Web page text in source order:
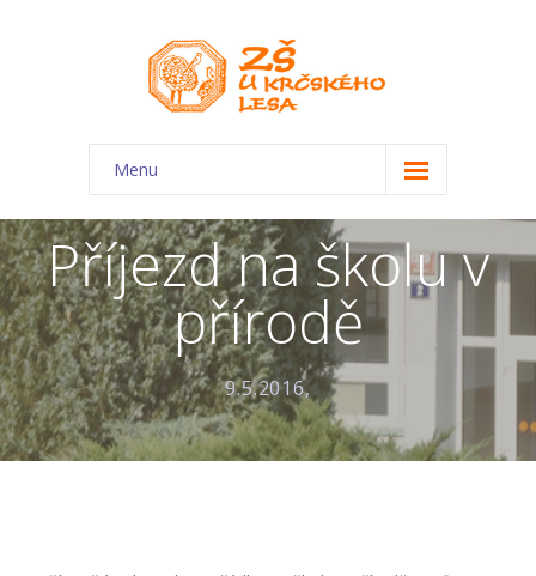
Menu
O škole
-- Charakteristika školy
-- Plán školního roku
-- Dokumenty
-- Kontakty
Příjezd na školu v
přírodě
9.5.2016,